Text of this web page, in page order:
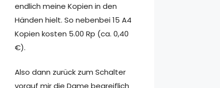
endlich meine Kopien in den
Händen hielt. So nebenbei 15 A4
Kopien kosten 5.00 Rp (ca. 0,40
€).
Also dann zurück zum Schalter
vorauf mir die Dame begreiflich